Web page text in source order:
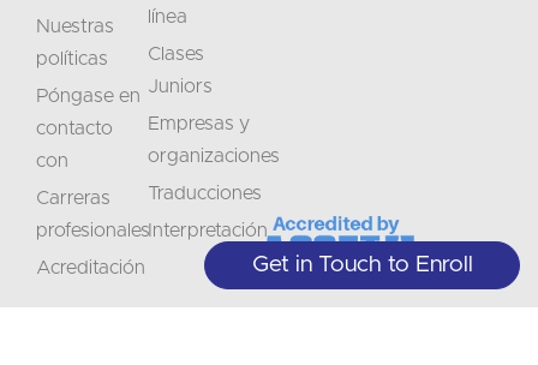
Nuestras
políticas
Póngase en
contacto
con
Carreras
profesionales
Acreditación
línea
Clases
Juniors
Empresas y
organizaciones
Traducciones
Interpretación
Get in Touch to Enroll